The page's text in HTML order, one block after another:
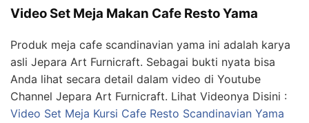
Video Set Meja Makan Cafe Resto Yama
Produk meja cafe scandinavian yama ini adalah karya
asli Jepara Art Furnicraft. Sebagai bukti nyata bisa
Anda lihat secara detail dalam video di Youtube
Channel Jepara Art Furnicraft. Lihat Videonya Disini :
Video Set Meja Kursi Cafe Resto Scandinavian Yama